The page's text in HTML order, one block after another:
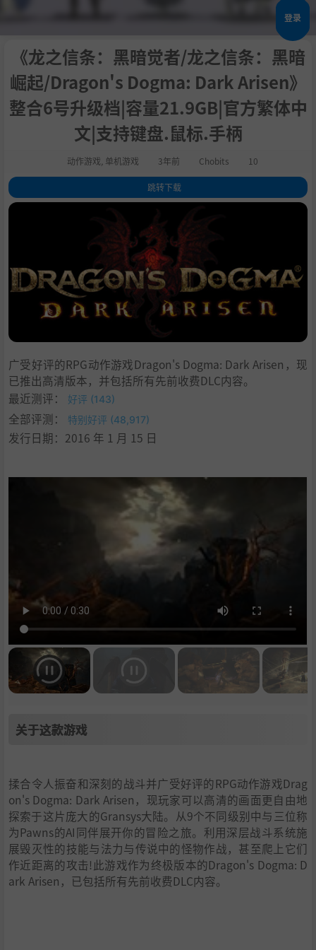
登录
《龙之信条：黑暗觉者/龙之信条：黑暗
崛起/Dragon's Dogma: Dark Arisen》
整合6号升级档|容量21.9GB|官方繁体中
文|支持键盘.鼠标.手柄
动作游戏 单机游戏 3年前 Chobits 10
跳转下载
1.关于这款游戏
广受好评的RPG动作游戏Dragon's Dogma: Dark Arisen，现
已推出高清版本，并包括所有先前收费DLC内容。
最近测评：
好评 (143)
全部评测： 特别好评 (48,917)
发行日期：2016 年 1 月 15 日
关于这款游戏
揉合令人振奋和深刻的战斗并广受好评的RPG动作游戏Drag
on's Dogma: Dark Arisen，现玩家可以高清的画面更自由地
探索于这片庞大的Gransys大陆。从9个不同级别中与三位称
为Pawns的AI同伴展开你的冒险之旅。利用深层战斗系统施
展毁灭性的技能与法力与传说中的怪物作战，甚至爬上它们
作近距离的攻击!此游戏作为终极版本的Dragon's Dogma: D
ark Arisen，已包括所有先前收费DLC内容。